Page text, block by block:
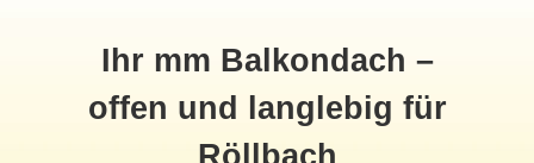
Ihr mm Balkondach –
offen und langlebig für